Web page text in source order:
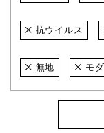
抗ウイルス
無地 モ